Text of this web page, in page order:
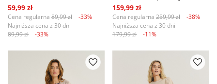
59,99 zł
Cena regularna 89,99 zł
-33%
Najniższa cena z 30 dni
89,99 zł
-33%
159,99 zł
Cena regularna 259,99 zł
-38%
Najniższa cena z 30 dni
179,99 zł
-11%